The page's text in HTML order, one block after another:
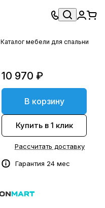
Каталог мебели для спальни
10 970 ₽
В корзину
Купить в 1 клик
Рассчитать доставку
Гарантия 24 мес